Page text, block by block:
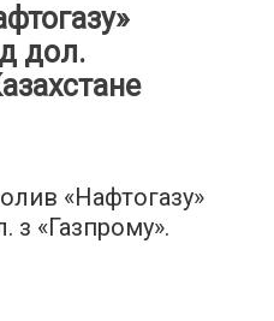
дол.
«Нафтогазу»
з «Газпрому».